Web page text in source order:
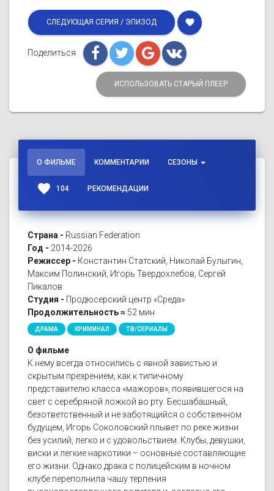
СЛЕДУЮЩАЯ СЕРИЯ / ЭПИЗОД favorite
Поделиться
ИСПОЛЬЗОВАТЬ СТАРЫЙ ПЛЕЕР
О ФИЛЬМЕ КОММЕНТАРИИ СЕЗОНЫ
favorite 104 РЕКОМЕНДАЦИИ
Страна - Russian Federation
Год - 2014-2026
Режиссер - Константин Статский, Николай Булыгин,
Максим Полинский, Игорь Твердохлебов, Сергей
Пикалов
Студия - Продюсерский центр «Среда»
Продолжительность ≈ 52 мин
ДРАМА КРИМИНАЛ ТВ/СЕРИАЛЫ
О фильме
К нему всегда относились с явной завистью и
скрытым презрением, как к типичному
представителю класса «мажоров», появившегося на
свет с серебряной ложкой во рту. Бесшабашный,
безответственный и не заботящийся о собственном
будущем, Игорь Соколовский плывет по реке жизни
без усилий, легко и с удовольствием. Клубы, девушки,
виски и легкие наркотики – основные составляющие
его жизни. Однако драка с полицейским в ночном
клубе переполнила чашу терпения